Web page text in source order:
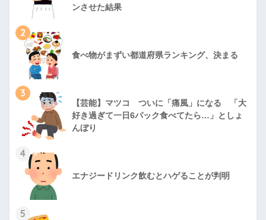
ンさせた結果
2
食べ物がまずい都道府県ランキング、決まる
3
【芸能】マツコ ついに「痛風」になる 「大
好き過ぎて一日6パック食べてたら…」としょ
んぼり
4
エナジードリンク飲むとハゲることが判明
5